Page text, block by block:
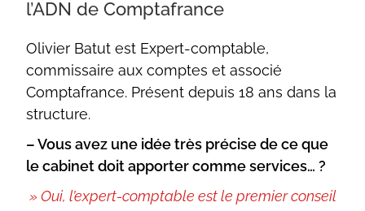
l’ADN de Comptafrance
Olivier Batut est Expert-comptable,
commissaire aux comptes et associé
Comptafrance. Présent depuis 18 ans dans la
structure.
– Vous avez une idée très précise de ce que
le cabinet doit apporter comme services… ?
» Oui, l’expert-comptable est le premier conseil